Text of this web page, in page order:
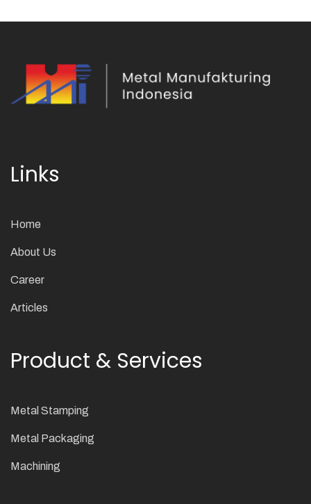
Links
Home
About Us
Career
Articles
Product & Services
Metal Stamping
Metal Packaging
Machining